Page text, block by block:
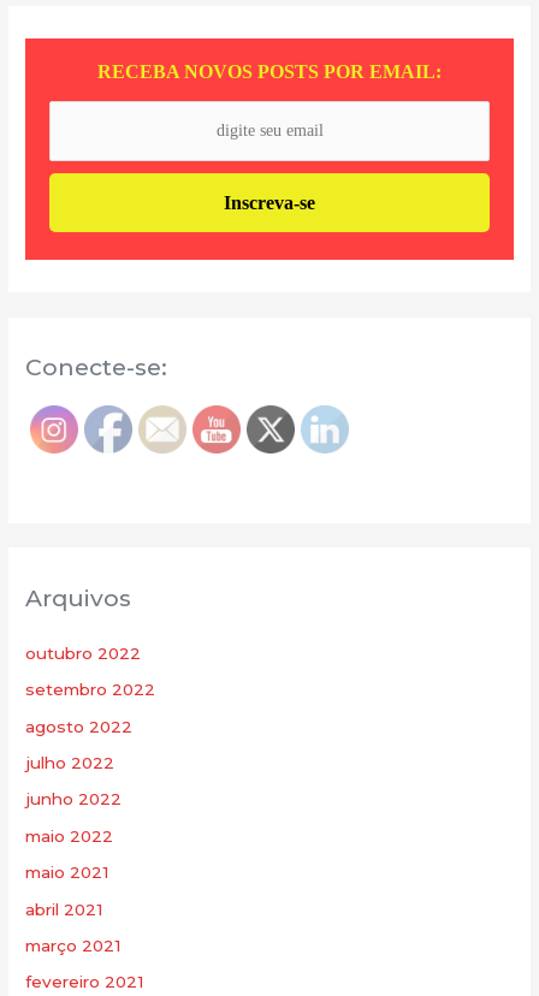
RECEBA NOVOS POSTS POR EMAIL:
Conecte-se:
Arquivos
outubro 2022
setembro 2022
agosto 2022
julho 2022
junho 2022
maio 2022
maio 2021
abril 2021
março 2021
fevereiro 2021